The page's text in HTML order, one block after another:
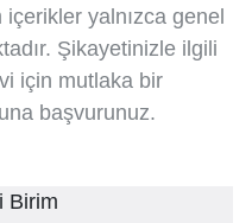
yalnızca genel
Şikayetinizle ilgili
için mutlaka bir
başvurunuz.
Birim